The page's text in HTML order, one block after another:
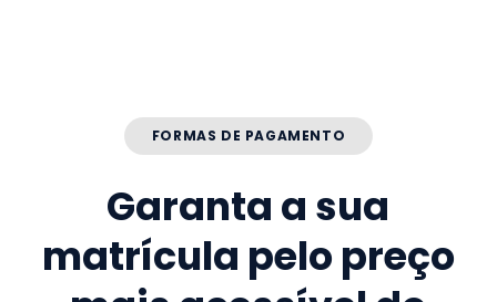
FORMAS DE PAGAMENTO
Garanta a sua
matrícula pelo preço